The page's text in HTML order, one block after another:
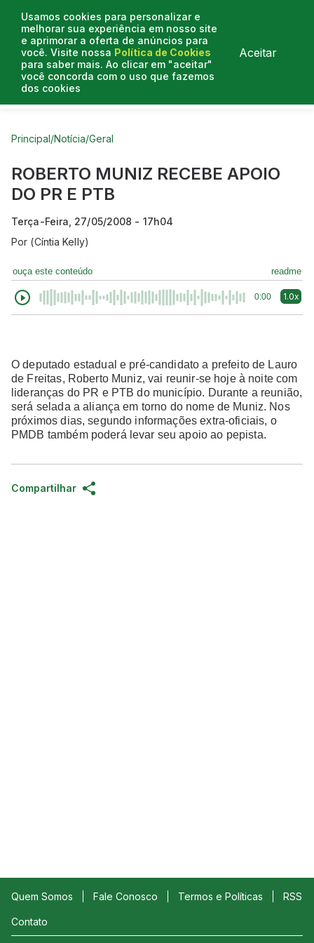
Usamos cookies para personalizar e
melhorar sua experiência em nosso site
e aprimorar a oferta de anúncios para
você. Visite nossa Política de Cookies
para saber mais. Ao clicar em "aceitar"
você concorda com o uso que fazemos
dos cookies
Aceitar
Curtas do Poder
Principal/Notícia/Geral
ROBERTO MUNIZ RECEBE APOIO
DO PR E PTB
Terça-Feira, 27/05/2008 - 17h04
Por (Cíntia Kelly)
ouça este conteúdo readme
0:00 1.0x
O deputado estadual e pré-candidato a prefeito de Lauro
de Freitas, Roberto Muniz, vai reunir-se hoje à noite com
lideranças do PR e PTB do município. Durante a reunião,
será selada a aliança em torno do nome de Muniz. Nos
próximos dias, segundo informações extra-oficiais, o
PMDB também poderá levar seu apoio ao pepista.
Compartilhar
Quem Somos Fale Conosco Termos e Políticas RSS
Contato